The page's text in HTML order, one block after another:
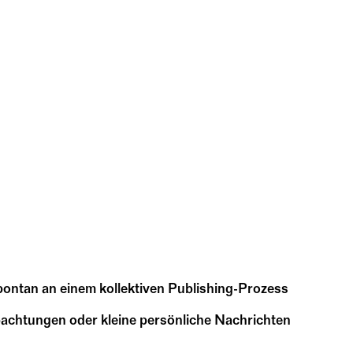
an einem kollektiven Publishing-Prozess
oder kleine persönliche Nachrichten